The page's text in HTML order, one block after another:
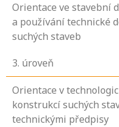
Orientace ve stavební
a používání technické
suchých staveb
3. úroveň
Orientace v
konstrukcí suchých
technickými předpisy